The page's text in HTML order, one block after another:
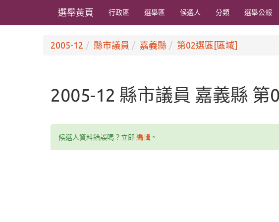
選舉黃頁 行政區 選舉區 候選人 分類 選舉公報
2005-12 縣市議員 嘉義縣 第02選區[區域]
2005-12 縣市議員 嘉義縣 第
候選人資料錯誤嗎？立即 編輯 。